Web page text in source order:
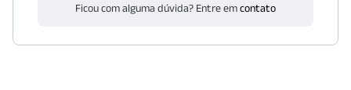
Ficou com alguma dúvida? Entre emcontato